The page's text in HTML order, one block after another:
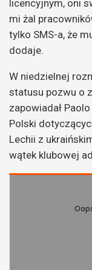
licencyjnym, oni
mi żal
tylko SMS-a, że
dodaje.
W niedzielnej
statusu pozwu o
zapowiadał
Polski
Lechii z
wątek klubowej